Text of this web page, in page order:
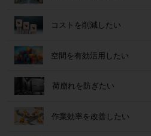
コストを削減したい
空間を有効活用したい
荷崩れを防ぎたい
作業効率を改善したい